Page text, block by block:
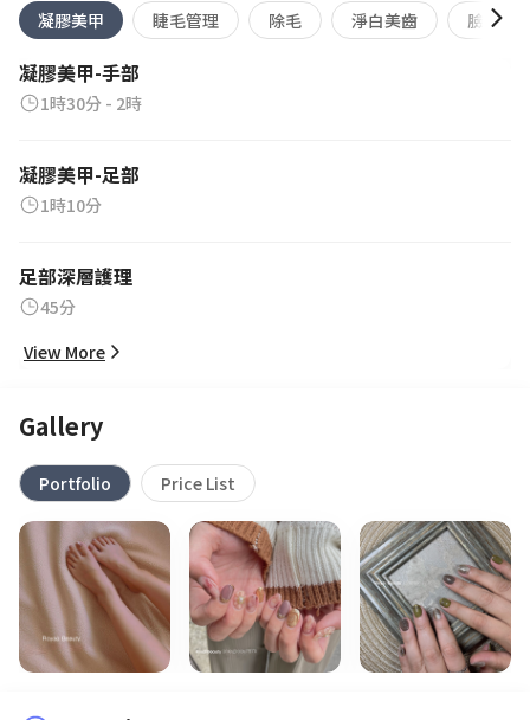
凝膠美甲 睫毛管理 除毛 淨白美齒 臉部保
凝膠美甲-手部
1時30分 - 2時
凝膠美甲-足部
1時10分
足部深層護理
45分
View More
Gallery
Portfolio Price List